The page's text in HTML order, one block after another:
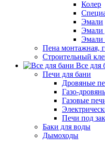
Колер
Эмали
Эмали
Эмали
Пена монтажная,
Строительный
Все для
Печи для бани
Дровяные
Газо-
Газовые
Печи под
Баки для воды
Дымоходы